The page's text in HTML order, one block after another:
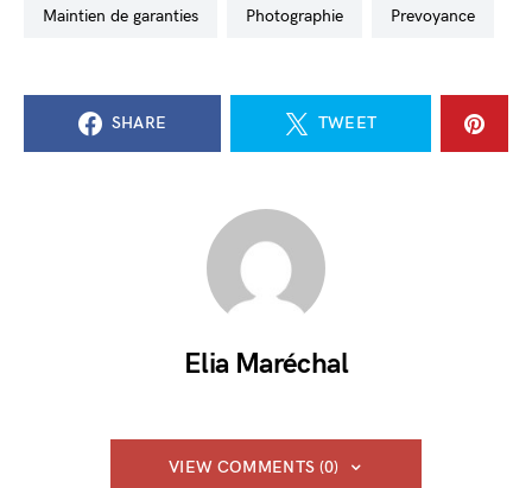
maintien de garanties photographie Prevoyance
SHARE TWEET
Elia Maréchal
VIEW COMMENTS (0)